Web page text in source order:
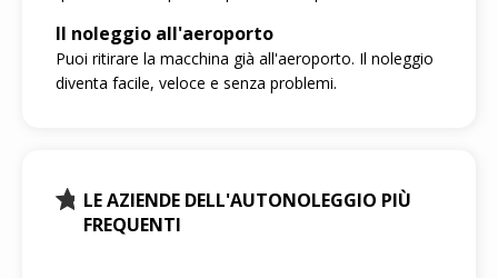
Il noleggio all'aeroporto
Puoi ritirare la macchina già all'aeroporto. Il noleggio
diventa facile, veloce e senza problemi.
LE AZIENDE DELL'AUTONOLEGGIO PIÙ
FREQUENTI